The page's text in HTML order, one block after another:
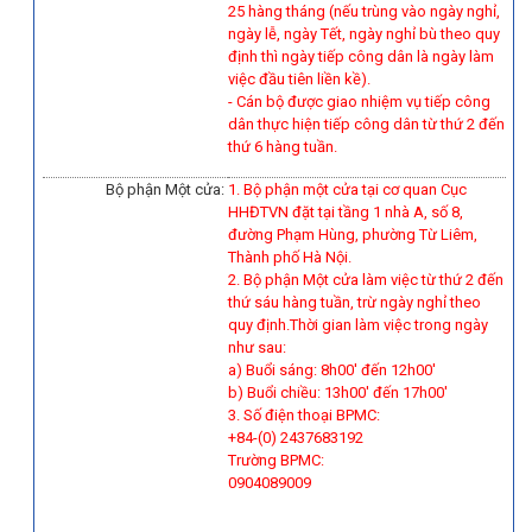
25 hàng tháng (nếu trùng vào ngày nghỉ,
ngày lễ, ngày Tết, ngày nghỉ bù theo quy
định thì ngày tiếp công dân là ngày làm
việc đầu tiên liền kề).
- Cán bộ được giao nhiệm vụ tiếp công
dân thực hiện tiếp công dân từ thứ 2 đến
thứ 6 hàng tuần.
Bộ phận Một cửa: 1. Bộ phận một cửa tại cơ quan Cục
HHĐTVN đặt tại tầng 1 nhà A, số 8,
đường Phạm Hùng, phường Từ Liêm,
Thành phố Hà Nội.
2. Bộ phận Một cửa làm việc từ thứ 2 đến
thứ sáu hàng tuần, trừ ngày nghỉ theo
quy định.Thời gian làm việc trong ngày
như sau:
a) Buổi sáng: 8h00' đến 12h00'
b) Buổi chiều: 13h00' đến 17h00'
3. Số điện thoại BPMC:
+84-(0) 2437683192
Trường BPMC:
0904089009